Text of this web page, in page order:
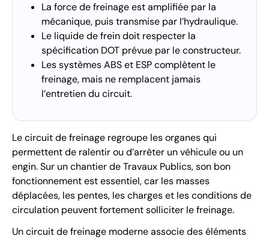
La force de freinage est amplifiée par la
mécanique, puis transmise par l’hydraulique.
Le liquide de frein doit respecter la
spécification DOT prévue par le constructeur.
Les systèmes ABS et ESP complètent le
freinage, mais ne remplacent jamais
l’entretien du circuit.
Le circuit de freinage regroupe les organes qui
permettent de ralentir ou d’arrêter un véhicule ou un
engin. Sur un chantier de Travaux Publics, son bon
fonctionnement est essentiel, car les masses
déplacées, les pentes, les charges et les conditions de
circulation peuvent fortement solliciter le freinage.
Un circuit de freinage moderne associe des éléments